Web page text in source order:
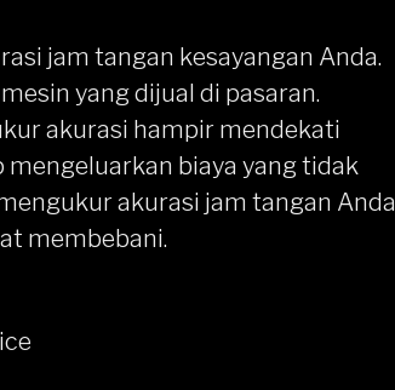
jam tangan kesayangan Anda.
yang dijual di pasaran.
akurasi hampir mendekati
biaya yang tidak
akurasi jam tangan Anda
membebani.